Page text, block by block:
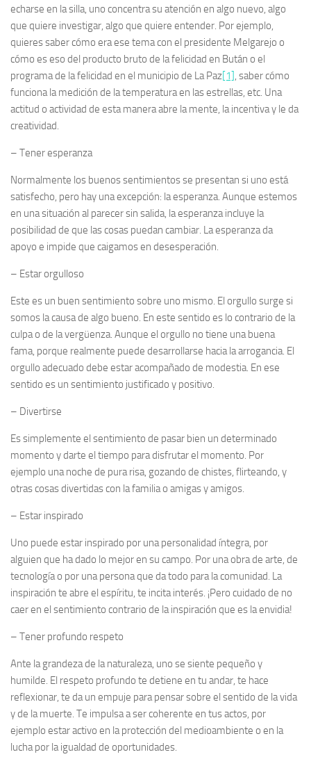
echarse en la silla, uno concentra su atención en algo nuevo, algo
que quiere investigar, algo que quiere entender. Por ejemplo,
quieres saber cómo era ese tema con el presidente Melgarejo o
cómo es eso del producto bruto de la felicidad en Bután o el
programa de la felicidad en el municipio de La Paz[1], saber cómo
funciona la medición de la temperatura en las estrellas, etc. Una
actitud o actividad de esta manera abre la mente, la incentiva y le da
creatividad.
– Tener esperanza
Normalmente los buenos sentimientos se presentan si uno está
satisfecho, pero hay una excepción: la esperanza. Aunque estemos
en una situación al parecer sin salida, la esperanza incluye la
posibilidad de que las cosas puedan cambiar. La esperanza da
apoyo e impide que caigamos en desesperación.
– Estar orgulloso
Este es un buen sentimiento sobre uno mismo. El orgullo surge si
somos la causa de algo bueno. En este sentido es lo contrario de la
culpa o de la vergüenza. Aunque el orgullo no tiene una buena
fama, porque realmente puede desarrollarse hacia la arrogancia. El
orgullo adecuado debe estar acompañado de modestia. En ese
sentido es un sentimiento justificado y positivo.
– Divertirse
Es simplemente el sentimiento de pasar bien un determinado
momento y darte el tiempo para disfrutar el momento. Por
ejemplo una noche de pura risa, gozando de chistes, flirteando, y
otras cosas divertidas con la familia o amigas y amigos.
– Estar inspirado
Uno puede estar inspirado por una personalidad íntegra, por
alguien que ha dado lo mejor en su campo. Por una obra de arte, de
tecnología o por una persona que da todo para la comunidad. La
inspiración te abre el espíritu, te incita interés. ¡Pero cuidado de no
caer en el sentimiento contrario de la inspiración que es la envidia!
– Tener profundo respeto
Ante la grandeza de la naturaleza, uno se siente pequeño y
humilde. El respeto profundo te detiene en tu andar, te hace
reflexionar, te da un empuje para pensar sobre el sentido de la vida
y de la muerte. Te impulsa a ser coherente en tus actos, por
ejemplo estar activo en la protección del medioambiente o en la
lucha por la igualdad de oportunidades.